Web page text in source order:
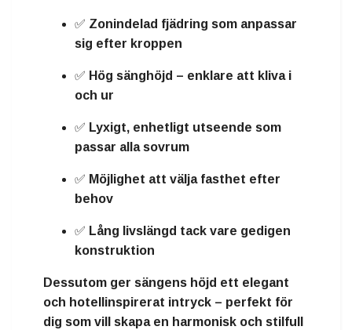
✅ Zonindelad fjädring som anpassar
sig efter kroppen
✅ Hög sänghöjd – enklare att kliva i
och ur
✅ Lyxigt, enhetligt utseende som
passar alla sovrum
✅ Möjlighet att välja fasthet efter
behov
✅ Lång livslängd tack vare gedigen
konstruktion
Dessutom ger sängens höjd ett elegant
och hotellinspirerat intryck – perfekt för
dig som vill skapa en harmonisk och stilfull